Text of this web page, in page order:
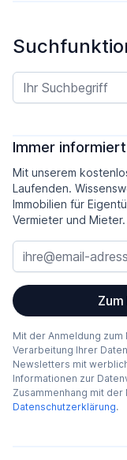
Immer
Mit unserem
Laufenden.
Immobilien für
Vermieter und Mieter.
Mit der Anmeldung
Verarbeitung Ihrer
Newsletters mit
Informationen zur
Zusammenhang mit
Datenschutzerklärung.